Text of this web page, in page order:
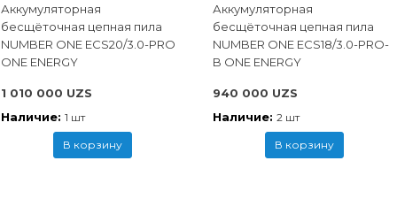
Аккумуляторная
бесщёточная цепная пила
NUMBER ONE ECS20/3.0-PRO
ONE ENERGY
1 010 000 UZS
Наличие: 1 шт
В корзину
Аккумуляторная
бесщёточная цепная пила
NUMBER ONE ECS18/3.0-PRO-
B ONE ENERGY
940 000 UZS
Наличие: 2 шт
В корзину